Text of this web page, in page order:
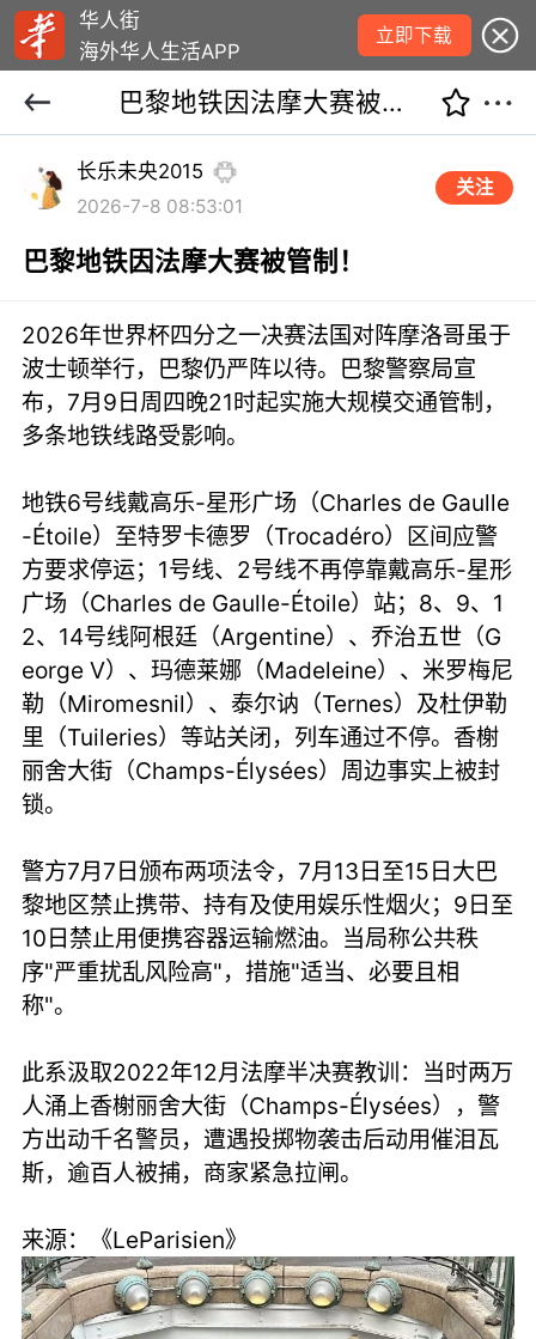
华人街
海外华人生活APP
立即下载
巴黎地铁因法摩大赛被管制！
长乐未央2015
2026-7-8 08:53:01
关注
巴黎地铁因法摩大赛被管制！
2026年世界杯四分之一决赛法国对阵摩洛哥虽于
波士顿举行，巴黎仍严阵以待。巴黎警察局宣
布，7月9日周四晚21时起实施大规模交通管制，
多条地铁线路受影响。
地铁6号线戴高乐-星形广场（Charles de Gaulle
-Étoile）至特罗卡德罗（Trocadéro）区间应警
方要求停运；1号线、2号线不再停靠戴高乐-星形
广场（Charles de Gaulle-Étoile）站；8、9、1
2、14号线阿根廷（Argentine）、乔治五世（G
eorge V）、玛德莱娜（Madeleine）、米罗梅尼
勒（Miromesnil）、泰尔讷（Ternes）及杜伊勒
里（Tuileries）等站关闭，列车通过不停。香榭
丽舍大街（Champs-Élysées）周边事实上被封
锁。
警方7月7日颁布两项法令，7月13日至15日大巴
黎地区禁止携带、持有及使用娱乐性烟火；9日至
10日禁止用便携容器运输燃油。当局称公共秩
序"严重扰乱风险高"，措施"适当、必要且相
称"。
此系汲取2022年12月法摩半决赛教训：当时两万
人涌上香榭丽舍大街（Champs-Élysées），警
方出动千名警员，遭遇投掷物袭击后动用催泪瓦
斯，逾百人被捕，商家紧急拉闸。
来源：《LeParisien》